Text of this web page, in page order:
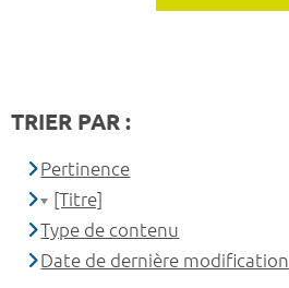
TRIER PAR :
Pertinence
[Titre]
Type de contenu
Date de dernière modification